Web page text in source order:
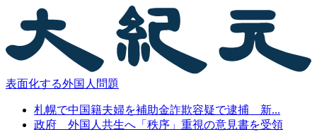
表面化する外国人問題
札幌で中国籍夫婦を補助金詐欺容疑で逮捕 新...
政府 外国人共生へ「秩序」重視の意見書を受領